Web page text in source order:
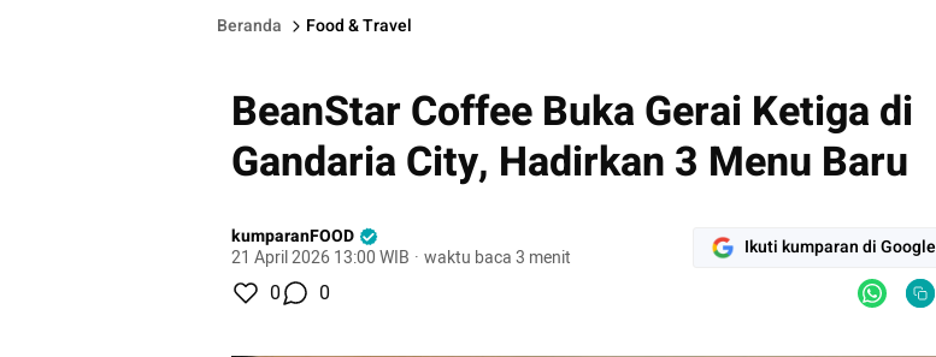
Beranda Food & Travel
BeanStar Coffee Buka Gerai Ketiga di
Gandaria City, Hadirkan 3 Menu Baru
kumparanFOOD
21 April 2026 13:00 WIB · waktu baca 3 menit Ikuti kumparan di Google
0 0